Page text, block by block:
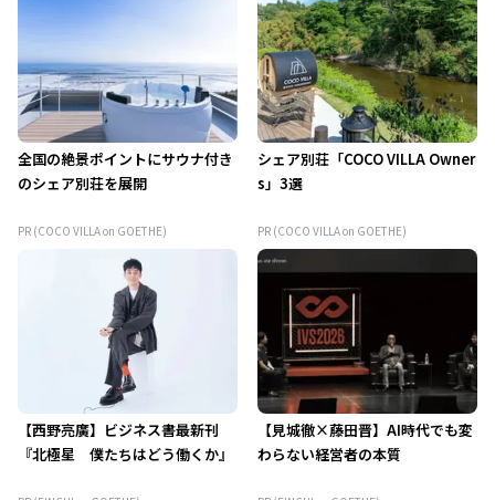
全国の絶景ポイントにサウナ付き
のシェア別荘を展開
PR (COCO VILLA on GOETHE)
シェア別荘「COCO VILLA Owner
s」3選
PR (COCO VILLA on GOETHE)
【西野亮廣】ビジネス書最新刊
『北極星 僕たちはどう働くか』
【見城徹×藤田晋】AI時代でも変
わらない経営者の本質